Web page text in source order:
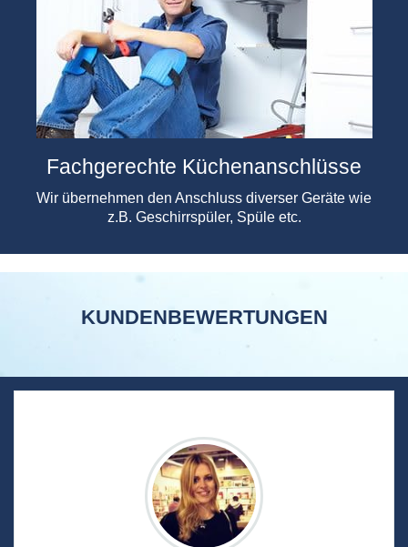
Fachgerechte Küchenanschlüsse
Wir übernehmen den Anschluss diverser Geräte wie
z.B. Geschirrspüler, Spüle etc.
KUNDENBEWERTUNGEN